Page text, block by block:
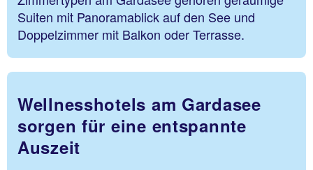
Suiten mit Panoramablick auf den See und
Doppelzimmer mit Balkon oder Terrasse.
Wellnesshotels am Gardasee
sorgen für eine entspannte
Auszeit